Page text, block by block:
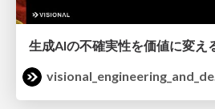
visional_engineering_and_design